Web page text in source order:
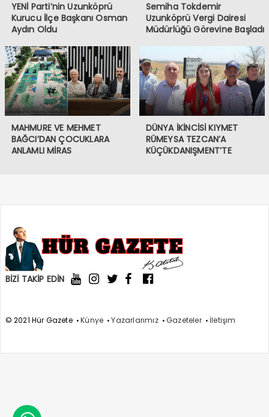
YENİ Parti’nin Uzunköprü
Kurucu İlçe Başkanı Osman
Aydın Oldu
Semiha Tokdemir
Uzunköprü Vergi Dairesi
Müdürlüğü Görevine Başladı
MAHMURE VE MEHMET
BAĞCI’DAN ÇOCUKLARA
ANLAMLI MİRAS
DÜNYA İKİNCİSİ KIYMET
RÜMEYSA TEZCAN’A
KÜÇÜKDANIŞMENT’TE
BİZİ TAKİP EDİN
© 2021 Hür Gazete Künye Yazarlarımız Gazeteler İletişim